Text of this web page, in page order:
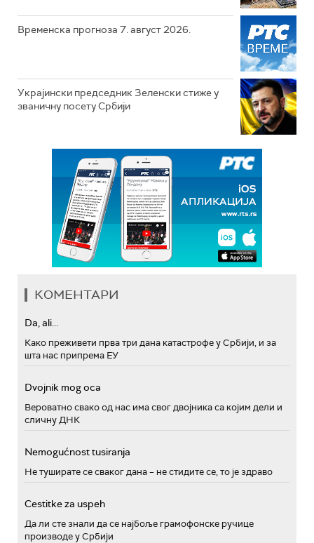
Временска прогноза 7. август 2026.
Украјински председник Зеленски стиже у
званичну посету Србији
КОМЕНТАРИ
Da, ali...
Како преживети прва три дана катастрофе у Србији, и за
шта нас припрема ЕУ
Dvojnik mog oca
Вероватно свако од нас има свог двојника са којим дели и
сличну ДНК
Nemogućnost tusiranja
Не туширате се сваког дана – не стидите се, то је здраво
Cestitke za uspeh
Да ли сте знали да се најбоље грамофонске ручице
производе у Србији